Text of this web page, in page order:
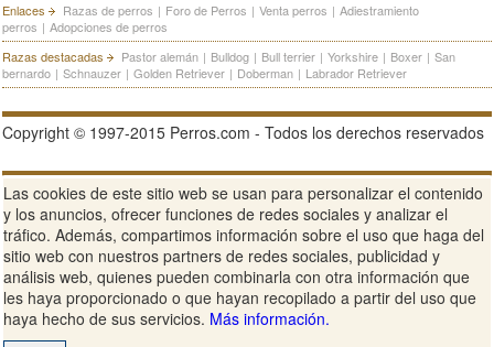
Enlaces Razas de perros | Foro de Perros | Venta perros | Adiestramiento
perros | Adopciones de perros
Razas destacadas
Pastor alemán | Bulldog | Bull terrier | Yorkshire | Boxer | San
bernardo | Schnauzer | Golden Retriever | Doberman | Labrador Retriever
Copyright © 1997-2015 Perros.com - Todos los derechos reservados
Publicidad en Perros.com | Contacte | Aviso Legal Política de
privacidad | Condiciones de uso
Ver sitio web completo
Las cookies de este sitio web se usan para personalizar el contenido
y los anuncios, ofrecer funciones de redes sociales y analizar el
tráfico. Además, compartimos información sobre el uso que haga del
sitio web con nuestros partners de redes sociales, publicidad y
análisis web, quienes pueden combinarla con otra información que
les haya proporcionado o que hayan recopilado a partir del uso que
haya hecho de sus servicios. Más información.